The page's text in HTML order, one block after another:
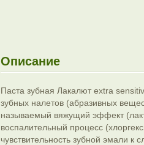
Описание
Паста зубная Лакалют extra
зубных налетов (абразивных
называемый вяжущий эффект
воспалительный процесс
чувствительность зубной эмали к